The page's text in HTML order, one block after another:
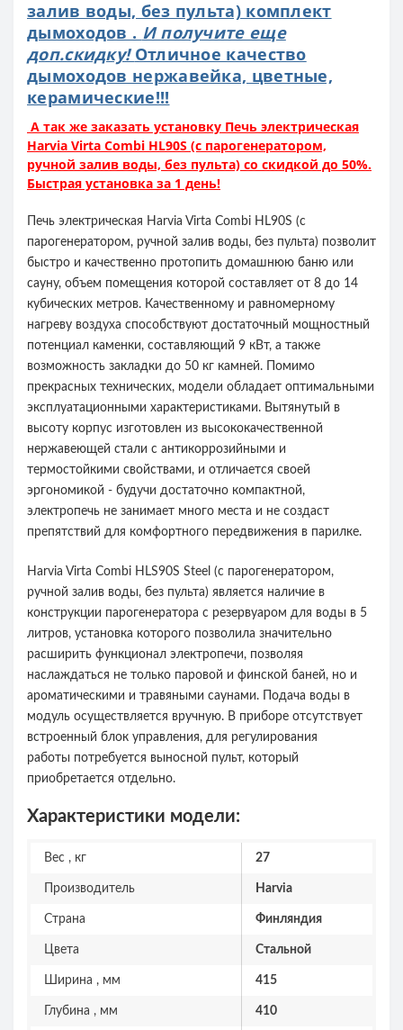
залив воды, без пульта) комплект
дымоходов . И получите еще
доп.скидку!Отличное качество
дымоходов нержавейка, цветные,
керамические!!!
А так же заказать установку Печь электрическая
Harvia Virta Combi HL90S (с парогенератором,
ручной залив воды, без пульта) со скидкой до 50%.
Быстрая установка за 1 день!
Печь электрическая Harvia Virta Combi HL90S (с
парогенератором, ручной залив воды, без пульта) позволит
быстро и качественно протопить домашнюю баню или
сауну, объем помещения которой составляет от 8 до 14
кубических метров. Качественному и равномерному
нагреву воздуха способствуют достаточный мощностный
потенциал каменки, составляющий 9 кВт, а также
возможность закладки до 50 кг камней. Помимо
прекрасных технических, модели обладает оптимальными
эксплуатационными характеристиками. Вытянутый в
высоту корпус изготовлен из высококачественной
нержавеющей стали с антикоррозийными и
термостойкими свойствами, и отличается своей
эргономикой - будучи достаточно компактной,
электропечь не занимает много места и не создаст
препятствий для комфортного передвижения в парилке.
Harvia Virta Combi HLS90S Steel (с парогенератором,
ручной залив воды, без пульта) является наличие в
конструкции парогенератора с резервуаром для воды в 5
литров, установка которого позволила значительно
расширить функционал электропечи, позволяя
наслаждаться не только паровой и финской баней, но и
ароматическими и травяными саунами. Подача воды в
модуль осуществляется вручную. В приборе отсутствует
встроенный блок управления, для регулирования
работы потребуется выносной пульт, который
приобретается отдельно.
Характеристики модели:
Вес , кг 27
Производитель Harvia
Страна Финляндия
Цвета Стальной
Ширина , мм 415
Глубина , мм 410